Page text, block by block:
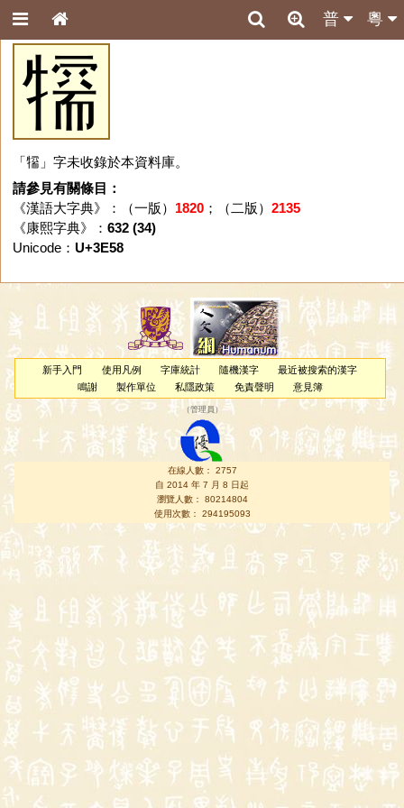
粵
普
㹘
「㹘」字未收錄於本資料庫。
請參見有關條目：
《漢語大字典》：（一版） 1820；（二版） 2135
《康熙字典》： 632 (34)
Unicode： U+3E58
新手入門 使用凡例 字庫統計 隨機漢字
最近被搜索的漢字
鳴謝
製作單位 私隱政策 免責聲明 意見簿
（管理員 ）
在線人數： 2757
自 2014 年 7 月 8 日起
瀏覽人數： 80214804
使用次數： 294195093